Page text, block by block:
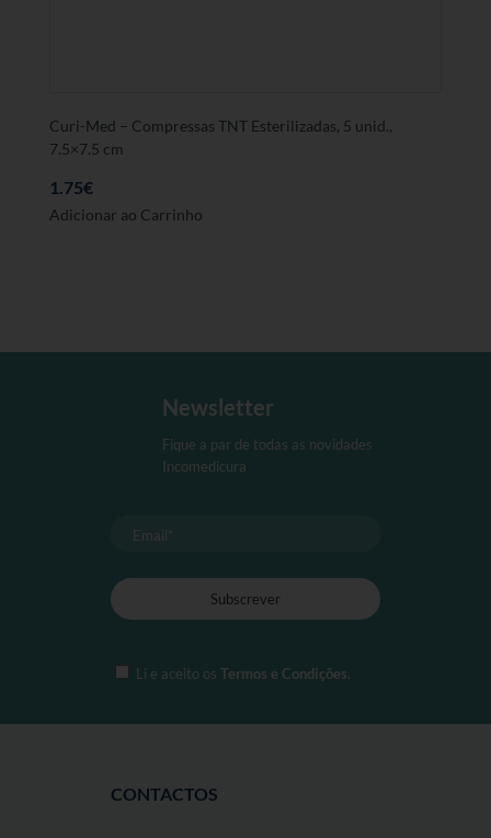
Curi-Med – Compressas TNT Esterilizadas, 5 unid.,
7.5×7.5 cm
1.75€
Adicionar ao Carrinho
Newsletter
Fique a par de todas as novidades
Incomedicura
Li e aceito os Termos e Condições.
CONTACTOS